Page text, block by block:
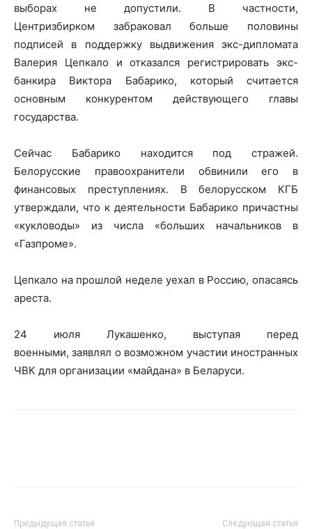
выборах не допустили. В частности,
Центризбирком забраковал больше половины
подписей в поддержку выдвижения экс-дипломата
Валерия Цепкало и отказался регистрировать экс-
банкира Виктора Бабарико, который считается
основным конкурентом действующего главы
государства.
Сейчас Бабарико находится под стражей.
Белорусские правоохранители обвинили его в
финансовых преступлениях. В белорусском КГБ
утверждали, что к деятельности Бабарико причастны
«кукловоды» из числа «больших начальников в
«Газпроме».
Цепкало на прошлой неделе уехал в Россию, опасаясь
ареста.
24 июля Лукашенко, выступая перед
военными, заявлял о возможном участии иностранных
ЧВК для организации «майдана» в Беларуси.
Предыдущая статья Следующая статья